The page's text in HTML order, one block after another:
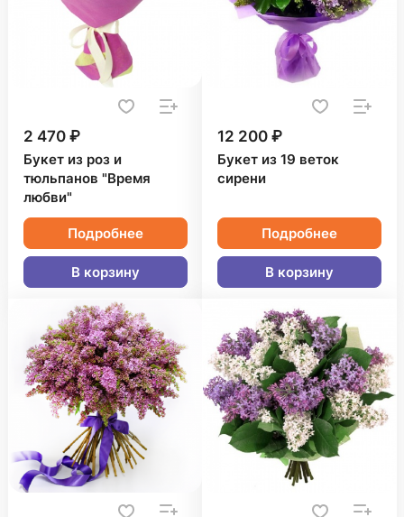
2 470 ₽
Букет из роз и
тюльпанов "Время
любви"
Подробнее
В корзину
12 200 ₽
Букет из 19 веток
сирени
Подробнее
В корзину